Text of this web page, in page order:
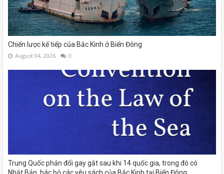
Chiến lược kế tiếp của Bắc Kinh ở Biển Đông
August 04, 2026 0
Trung Quốc phản đối gay gắt sau khi 14 quốc gia, trong đó có